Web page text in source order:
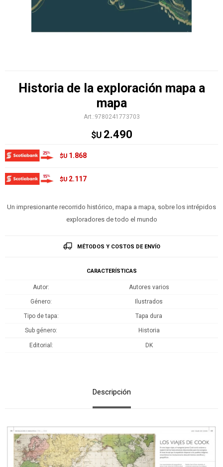
Historia de la exploración mapa a
mapa
9780241773703
$U 2.490
$U 1.868
$U 2.117
Un impresionante recorrido histórico, mapa a mapa, sobre los intrépidos
exploradores de todo el mundo
MÉTODOS Y COSTOS DE ENVÍO
CARACTERÍSTICAS
Autor Autores varios
Género Ilustrados
Tipo de tapa Tapa dura
Sub género Historia
Editorial DK
Descripción